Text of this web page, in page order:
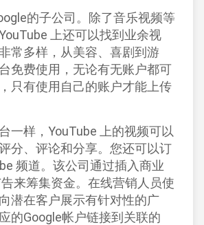
的子公司。除了音乐视频等
上还可以找到业余视
常多样，从美容、喜剧到游
免费使用，无论有无账户都可
只有使用自己的账户才能上传
一样，YouTube 上的视频可以
分、评论和分享。您还可以订
频道。该公司通过插入商业
来筹集资金。在线营销人员使
潜在客户展示有针对性的广
的Google帐户链接到关联的